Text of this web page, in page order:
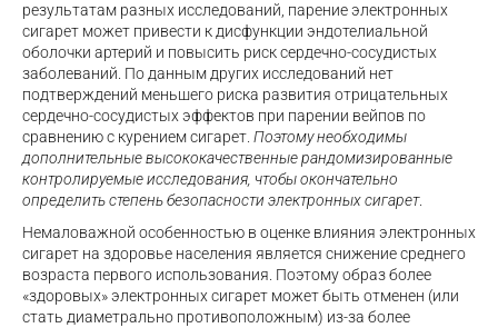
результатам разных исследований, парение электронных
сигарет может привести к дисфункции эндотелиальной
оболочки артерий и повысить риск сердечно-сосудистых
заболеваний. По данным других исследований нет
подтверждений меньшего риска развития отрицательных
сердечно-сосудистых эффектов при парении вейпов по
сравнению с курением сигарет. Поэтому необходимы
дополнительные высококачественные рандомизированные
контролируемые исследования, чтобы окончательно
определить степень безопасности электронных сигарет.
Немаловажной особенностью в оценке влияния электронных
сигарет на здоровье населения является снижение среднего
возраста первого использования. Поэтому образ более
«здоровых» электронных сигарет может быть отменен (или
стать диаметрально противоположным) из-за более